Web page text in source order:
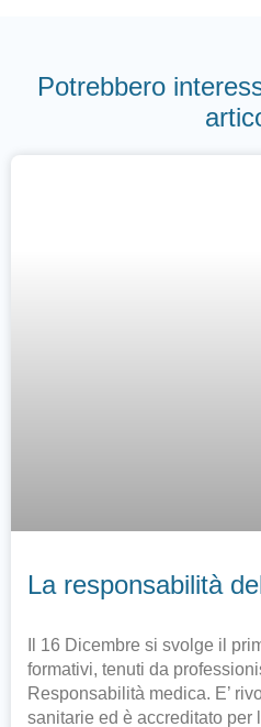
Potrebbero
La responsabilità
Il 16 Dicembre si svolge il
formativi, tenuti da
Responsabilità medica. E’
sanitarie ed è accreditato per